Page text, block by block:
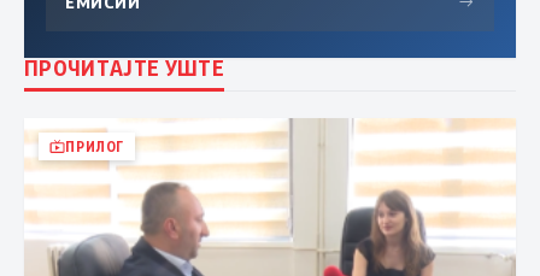
ПРОЧИТАЈТЕ УШТЕ
ПРИЛОГ